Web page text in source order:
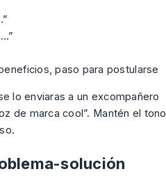
paso para postularse
lo enviaras a un excompañero
de marca cool”. Mantén el tono
solución